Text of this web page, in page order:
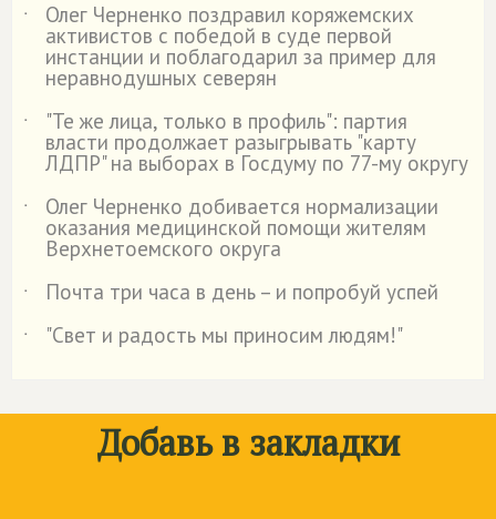
˙ Олег Черненко поздравил коряжемских
активистов с победой в суде первой
инстанции и поблагодарил за пример для
неравнодушных северян
˙
"Те же лица, только в профиль": партия
власти продолжает разыгрывать "карту
ЛДПР" на выборах в Госдуму по 77-му округу
˙
Олег Черненко добивается нормализации
оказания медицинской помощи жителям
Верхнетоемского округа
˙
Почта три часа в день – и попробуй успей
˙
"Свет и радость мы приносим людям!"
Добавь в закладки